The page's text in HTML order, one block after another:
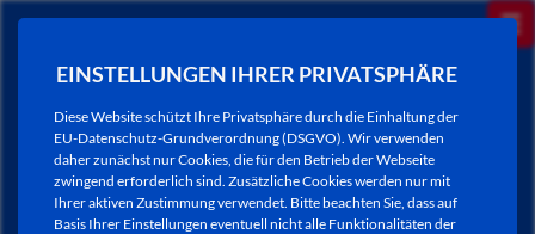
EINSTELLUNGEN IHRER PRIVATSPHÄRE
Diese Website schützt Ihre Privatsphäre durch die Einhaltung der
EU-Datenschutz-Grundverordnung (DSGVO). Wir verwenden
daher zunächst nur Cookies, die für den Betrieb der Webseite
zwingend erforderlich sind. Zusätzliche Cookies werden nur mit
Ihrer aktiven Zustimmung verwendet. Bitte beachten Sie, dass auf
Basis Ihrer Einstellungen eventuell nicht alle Funktionalitäten der